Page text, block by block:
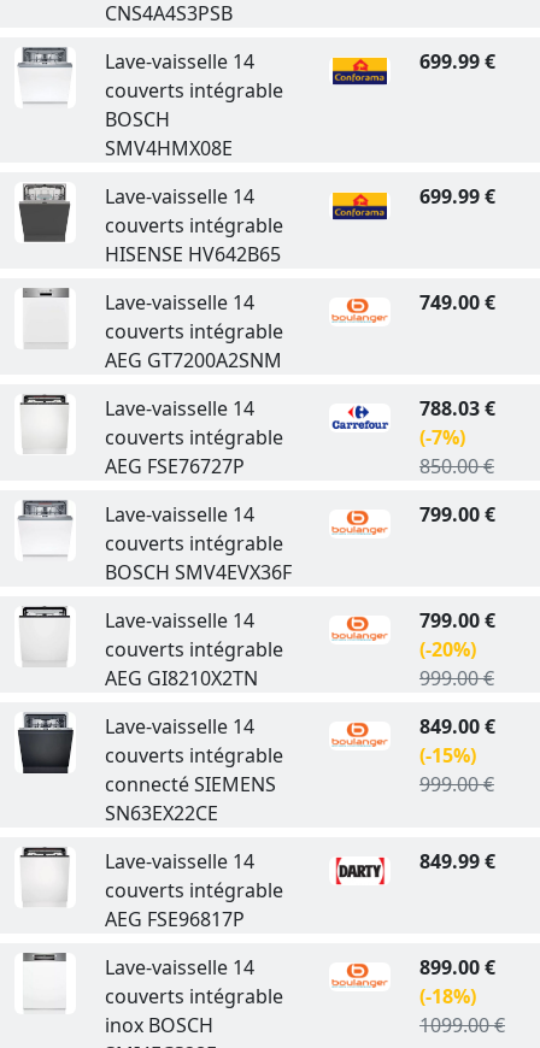
CNS4A4S3PSB
Lave-vaisselle 14
couverts intégrable
BOSCH
SMV4HMX08E
699.99 €
Lave-vaisselle 14
couverts intégrable
HISENSE HV642B65
699.99 €
Lave-vaisselle 14
couverts intégrable
AEG GT7200A2SNM
749.00 €
Lave-vaisselle 14
couverts intégrable
AEG FSE76727P
788.03 €
(-7%)
850.00 €
Lave-vaisselle 14
couverts intégrable
BOSCH SMV4EVX36F
799.00 €
Lave-vaisselle 14
couverts intégrable
AEG GI8210X2TN
799.00 €
(-20%)
999.00 €
Lave-vaisselle 14
couverts intégrable
connecté SIEMENS
SN63EX22CE
849.00 €
(-15%)
999.00 €
Lave-vaisselle 14
couverts intégrable
AEG FSE96817P
849.99 €
Lave-vaisselle 14
couverts intégrable
inox BOSCH
899.00 €
(-18%)
1099.00 €